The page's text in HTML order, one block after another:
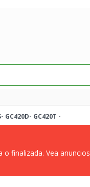
GC420D- GC420T -
finalizada. Vea anuncios